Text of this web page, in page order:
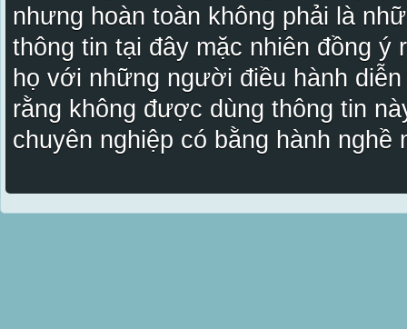
nhưng hoàn toàn không phải là
thông tin tại đây mặc nhiên đồng ý
họ với những người điều hành
rằng không được dùng thông tin
chuyên nghiệp có bằng hành